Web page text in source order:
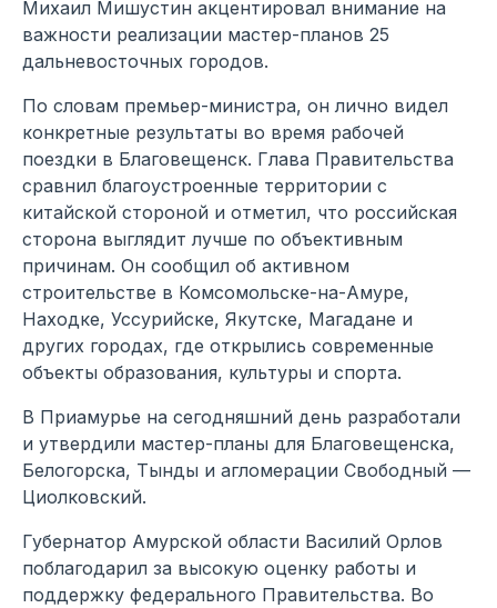
Михаил Мишустин акцентировал внимание на
важности реализации мастер-планов 25
дальневосточных городов.
По словам премьер-министра, он лично видел
конкретные результаты во время рабочей
поездки в Благовещенск. Глава Правительства
сравнил благоустроенные территории с
китайской стороной и отметил, что российская
сторона выглядит лучше по объективным
причинам. Он сообщил об активном
строительстве в Комсомольске-на-Амуре,
Находке, Уссурийске, Якутске, Магадане и
других городах, где открылись современные
объекты образования, культуры и спорта.
В Приамурье на сегодняшний день разработали
и утвердили мастер-планы для Благовещенска,
Белогорска, Тынды и агломерации Свободный —
Циолковский.
Губернатор Амурской области Василий Орлов
поблагодарил за высокую оценку работы и
поддержку федерального Правительства. Во